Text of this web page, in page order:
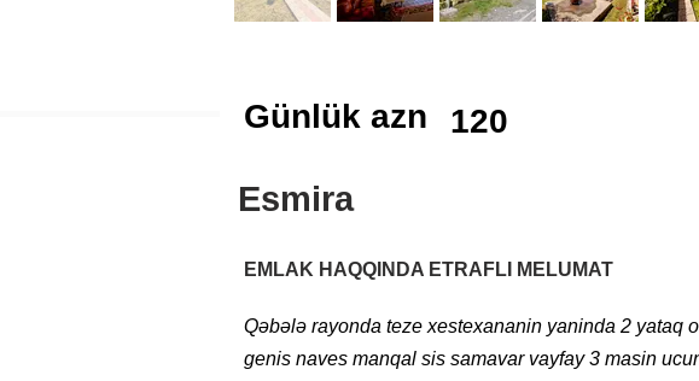
Günlük azn 120
Esmira
EMLAK HAQQINDA ETRAFLI MELUMAT
Qəbələ rayonda teze xestexananin yaninda 2 yataq
genis naves manqal sis samavar vayfay 3 masin